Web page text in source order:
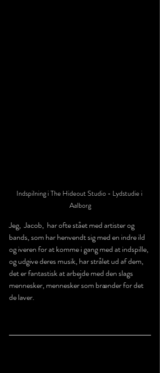
Indspilning i The Hideout Studio - Lydstudie i
Aalborg
Jeg,  Jacob,  har ofte stået med artister og
bands, som har henvendt sig med en indre ild
og iveren for at komme i gang med at indspille,
og udgive deres musik, har strålet ud af dem,
det er fantastisk at arbejde med den slags
mennesker, mennesker som brænder for det
de laver.